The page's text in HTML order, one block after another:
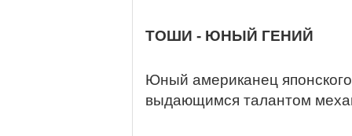
ТОШИ - ЮНЫЙ ГЕНИЙ
Юный американец
выдающимся талантом